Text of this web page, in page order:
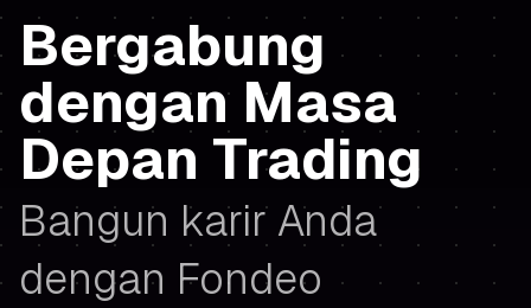
Bergabung
dengan Masa
Depan Trading
Bangun karir Anda
dengan Fondeo